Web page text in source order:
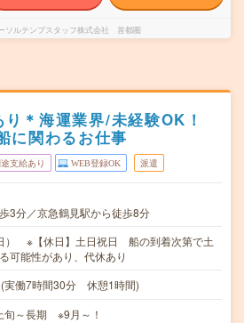
ソルテンプスタッフ株式会社 首都圏
＊海運業界/未経験OK！
に関わるお仕事
支給あり WEB登録OK 派遣
3分／京急鶴見駅から徒歩8分
） ※【休日】土日祝日 船の到着次第で土
可能性があり、代休あり
実働7時間30分 休憩1時間)
旬～長期 ※9月～！